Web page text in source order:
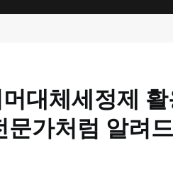
대체세정제
문가처럼 알려